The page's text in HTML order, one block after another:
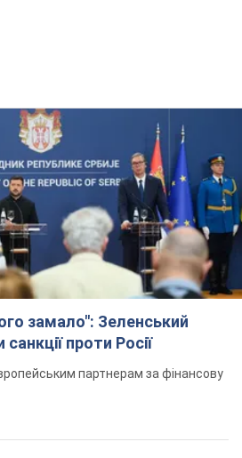
замало": Зеленський
проти Росії
партнерам за фінансову